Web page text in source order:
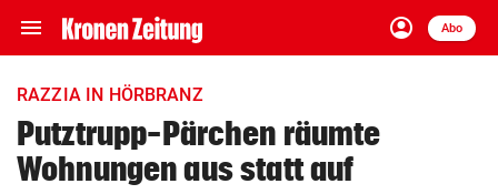
menu Navigation
ein-/ausklappen
account_circle
Anmelden
Abo
close Schließen
account_circle Anmelden
arrow_right
RAZZIA IN HÖRBRANZ
Putztrupp-Pärchen räumte
Wohnungen aus statt auf